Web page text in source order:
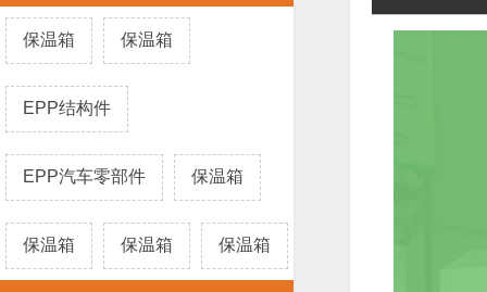
保温箱 保温箱
EPP结构件
EPP汽车零部件 保温箱
保温箱 保温箱 保温箱